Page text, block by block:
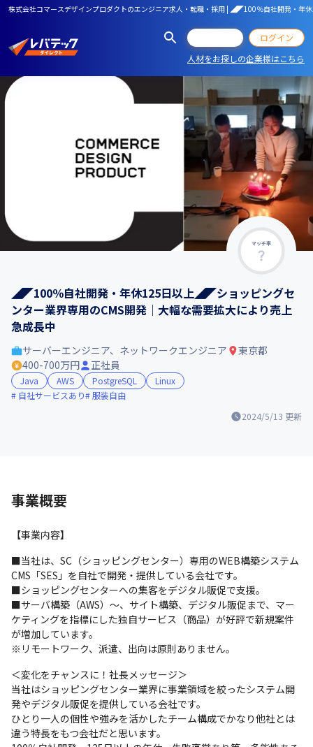
株式会社コマースデザインプロダクトのエンジニア求人・転職・採用 | ◢◤100％自社開発・
ログイン
人材をお探しの企業様はこちら
マッチ率
◢◤100％自社開発・年休125日以上◢◤ショッピングセ
ンター業界専用のCMS開発｜大幅な需要拡大により売上
急成長中
2024/5/13 更新
サーバーエンジニア、ネットワークエンジニア
東京都
400-700万円
正社員
Java AWS PostgreSQL
Linux
自社サービスあり
服装自由
事業概要
【事業内容】
■当社は、SC（ショッピングセンター）専用のWEB構築システム
CMS「SES」を自社で開発・提供している会社です。
■ショッピングセンターへの集客をデジタル販促で支援。
■サーバ構築（AWS）～、サイト構築、デジタル販促まで、マー
ケティングを指標にした独自サービス（商品）が好評で新規案件
が増加しています。
※リモートワーク、派遣、出向は原則ありません。
＜変化をチャンスに！社長メッセージ＞
当社はショッピングセンター業界に事業領域を絞ったシステム開
発やデジタル販促を提供している会社です。
ひとり一人の個性や強みを活かしたチーム構成でかなり他社とは
違う特長をもつ会社だと思います。